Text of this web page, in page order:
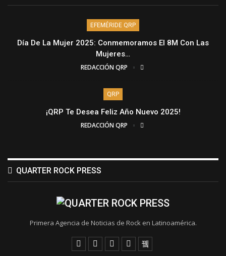
EFEMÉRIDE QRP
Día De La Mujer 2025: Conmemoramos El 8M Con Las
Mujeres…
REDACCIÓN QRP
QRP
¡QRP Te Desea Feliz Año Nuevo 2025!
REDACCIÓN QRP
QUARTER ROCK PRESS
Primera Agencia de Noticias de Rock en Latinoamérica.